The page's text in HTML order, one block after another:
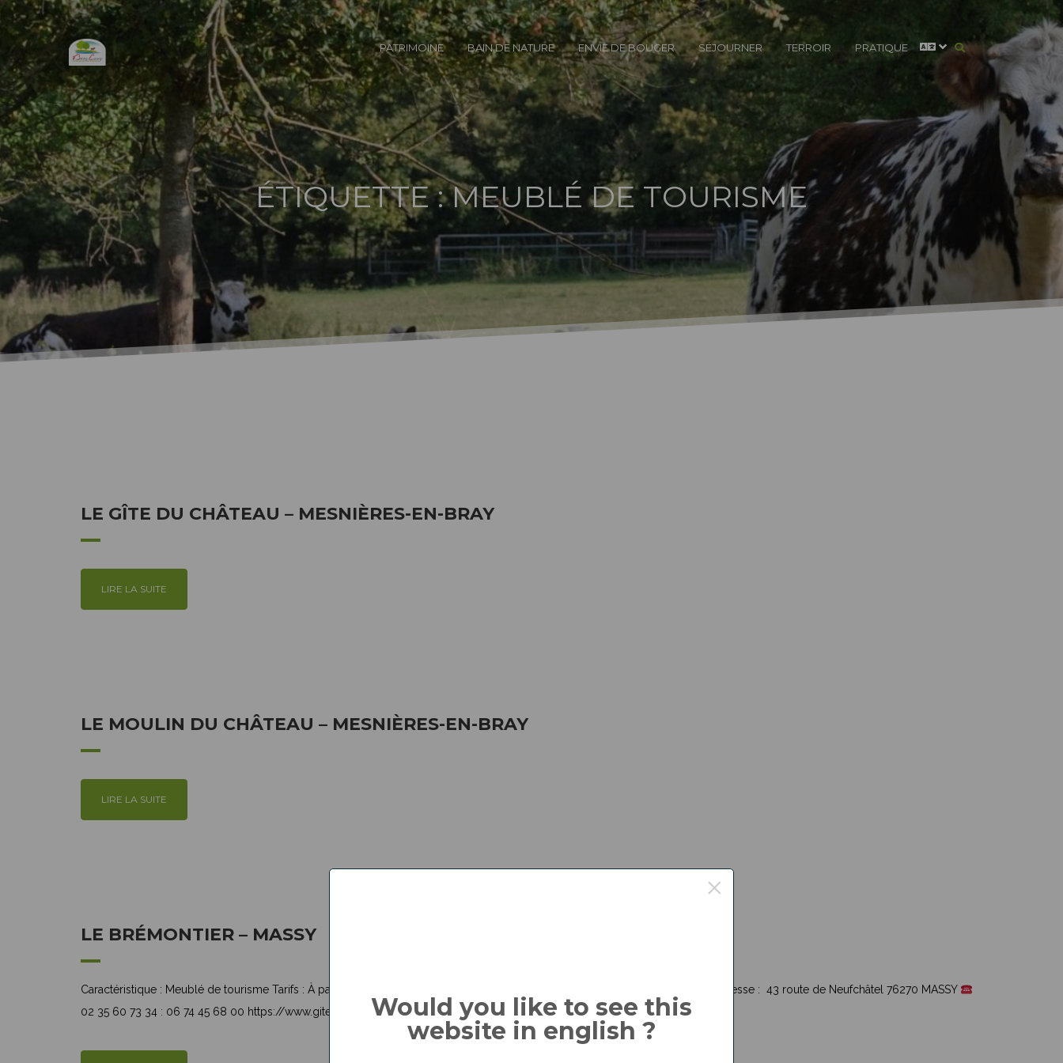
PATRIMOINE BAIN DE NATURE ENVIE DE BOUGER SÉJOURNER TERROIR PRATIQUE
ÉTIQUETTE :MEUBLÉ DE TOURISME
LE GÎTE DU CHÂTEAU – MESNIÈRES-EN-BRAY
LIRE LA SUITE
LE MOULIN DU CHÂTEAU – MESNIÈRES-EN-BRAY
LIRE LA SUITE
LE BRÉMONTIER – MASSY
Caractéristique : Meublé de tourisme Tarifs : À partir de 285 € la semaine Mode de paiement : CB sur le site Gite de France Adresse : 43 route de Neufchâtel 76270 MASSY
02 35 60 73 34 : 06 74 45 68 00 https://www.gites-normandie-76.com/Gite-Massy-Le-Bremontier-G6126.html
Would you like to see this
website in english ?
×